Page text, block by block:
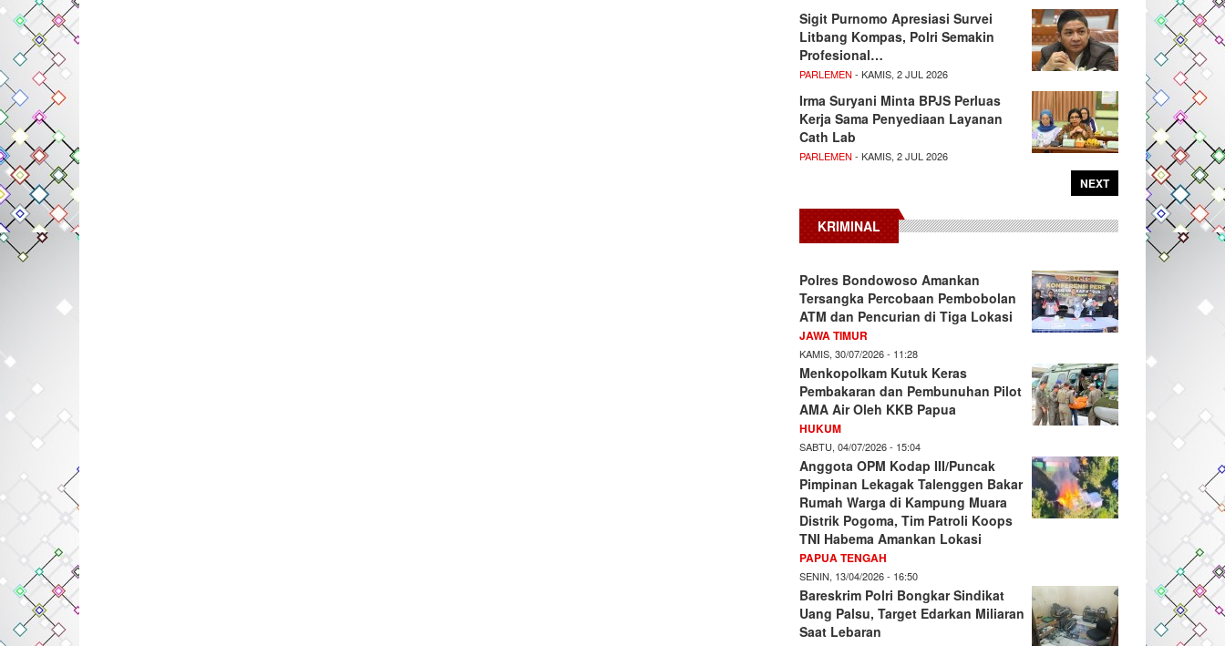
Sigit Purnomo Apresiasi Survei
Litbang Kompas, Polri Semakin
Profesional…
PARLEMEN - KAMIS, 2 JUL 2026
Irma Suryani Minta BPJS Perluas
Kerja Sama Penyediaan Layanan
Cath Lab
PARLEMEN - KAMIS, 2 JUL 2026
NEXT
KRIMINAL
Polres Bondowoso Amankan
Tersangka Percobaan Pembobolan
ATM dan Pencurian di Tiga Lokasi
JAWA TIMUR
KAMIS, 30/07/2026 - 11:28
Menkopolkam Kutuk Keras
Pembakaran dan Pembunuhan Pilot
AMA Air Oleh KKB Papua
HUKUM
SABTU, 04/07/2026 - 15:04
Anggota OPM Kodap III/Puncak
Pimpinan Lekagak Talenggen Bakar
Rumah Warga di Kampung Muara
Distrik Pogoma, Tim Patroli Koops
TNI Habema Amankan Lokasi
PAPUA TENGAH
SENIN, 13/04/2026 - 16:50
Bareskrim Polri Bongkar Sindikat
Uang Palsu, Target Edarkan Miliaran
Saat Lebaran